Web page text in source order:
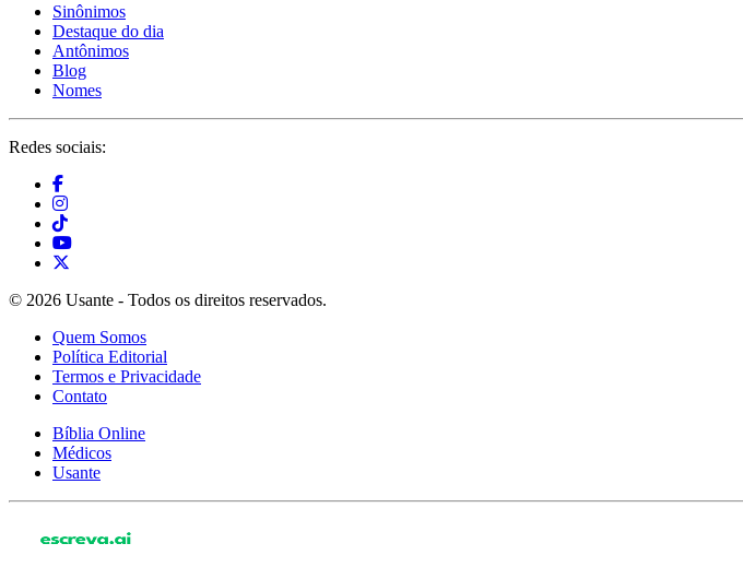
Sinônimos
Destaque do dia
Antônimos
Blog
Nomes
Redes sociais:
© 2026 Usante - Todos os direitos reservados.
Quem Somos
Política Editorial
Termos e Privacidade
Contato
Bíblia Online
Médicos
Usante